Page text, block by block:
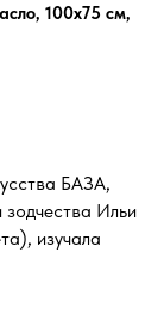
100х75 см,
БАЗА,
Ильи
изучала